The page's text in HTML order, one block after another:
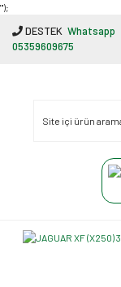
"');
DESTEK Whatsapp
05359609675